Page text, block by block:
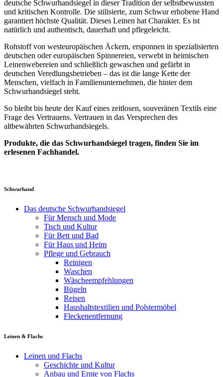
deutsche Schwurhandsiegel in dieser Tradition der selbstbewussten
und kritischen Kontrolle. Die stilisierte, zum Schwur erhobene Hand
garantiert höchste Qualität. Dieses Leinen hat Charakter. Es ist
natürlich und authentisch, dauerhaft und pflegeleicht.
Rohstoff von westeuropäischen Äckern, ersponnen in spezialisierten
deutschen oder europäischen Spinnereien, verwebt in heimischen
Leinenwebereien und schließlich gewaschen und gefärbt in
deutschen Veredlungsbetrieben – das ist die lange Kette der
Menschen, vielfach in Familienunternehmen, die hinter dem
Schwurhandsiegel steht.
So bleibt bis heute der Kauf eines zeitlosen, souveränen Textils eine
Frage des Vertrauens. Vertrauen in das Versprechen des
altbewährten Schwurhandsiegels.
Produkte, die das Schwurhandsiegel tragen, finden Sie im
erlesenen Fachhandel.
Schwurhand
Das deutsche Schwurhandsiegel
Für Mensch und Mode
Tisch und Kultur
Für Bett und Bad
Für Haus und Heim
Pflege und Gebrauch
Reinigen
Waschen
Wäscheempfehlungen
Bügeln
Reisen
Haushaltstextilien und Polstermöbel
Fleckenentfernung
Leinen & Flachs
Leinen und Flachs
Geschichte und Kultur
Anbau und Ernte von Flachs